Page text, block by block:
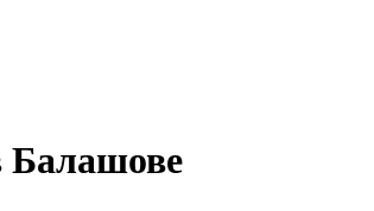
Балашове